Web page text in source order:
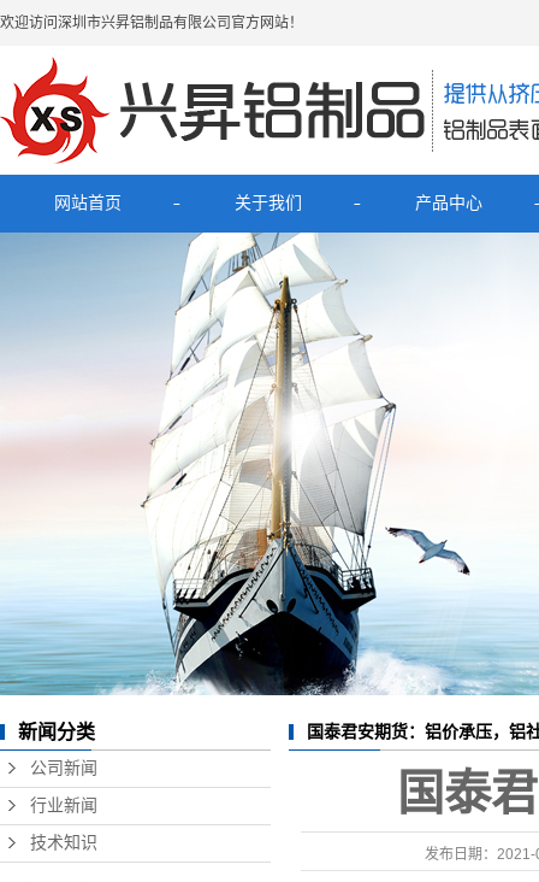
欢迎访问深圳市兴昇铝制品有限公司官方网站！
网站首页 关于我们
公司简介
联系我们
产品中心
移动电源充电宝铝外壳
数据线铝外壳
硬盘盒铝外壳
新闻分类
公司新闻
行业新闻
技术知识
国泰君安期货：铝价承压，铝
国泰
发布日期： 2021-